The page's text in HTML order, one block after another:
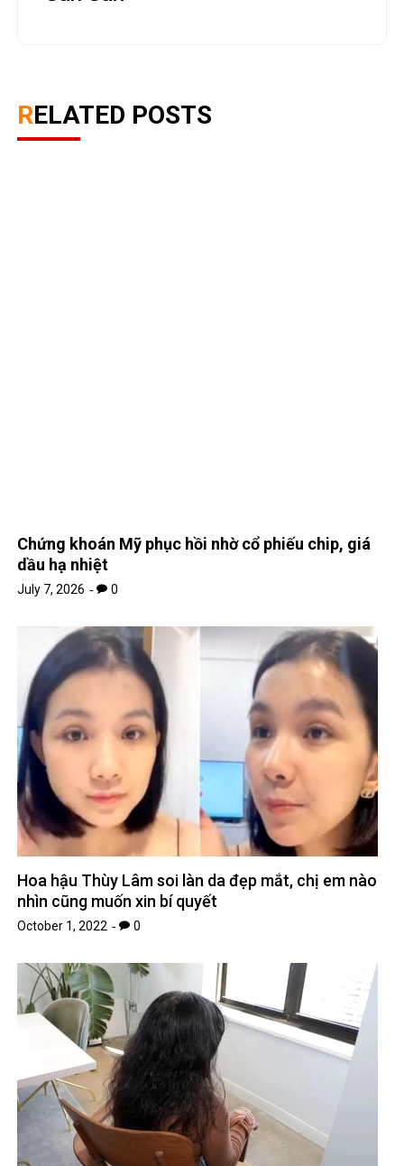
RELATED POSTS
Chứng khoán Mỹ phục hồi nhờ cổ phiếu chip, giá
dầu hạ nhiệt
July 7, 2026 0
Hoa hậu Thùy Lâm soi làn da đẹp mắt, chị em nào
nhìn cũng muốn xin bí quyết
October 1, 2022 0